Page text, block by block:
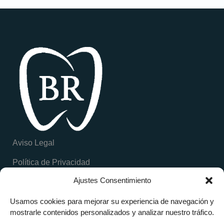
Ajustes Consentimiento
Usamos cookies para mejorar su experiencia de navegación y
mostrarle contenidos personalizados y analizar nuestro tráfico.
Aviso Legal
Política de Privacidad
Política de Cookies
Clinica BR Dental
C.Móstoles, Madrid